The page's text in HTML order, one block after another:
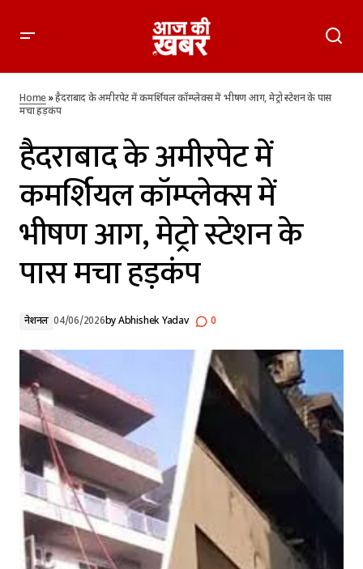
पास मचा हड़कंप
Home»हैदराबाद के अमीरपेट में कमर्शियल कॉम्प्लेक्स में भीषण आग, मेट्रो स्टेशन के पास
मचा हड़कंप
हैदराबाद के अमीरपेट में
कमर्शियल कॉम्प्लेक्स में
भीषण आग, मेट्रो स्टेशन के
पास मचा हड़कंप
नेशनल 04/06/2026byAbhishek Yadav 0